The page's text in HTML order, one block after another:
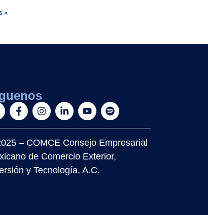
»
– COMCE Consejo Empresarial
de Comercio Exterior,
y Tecnología, A.C.